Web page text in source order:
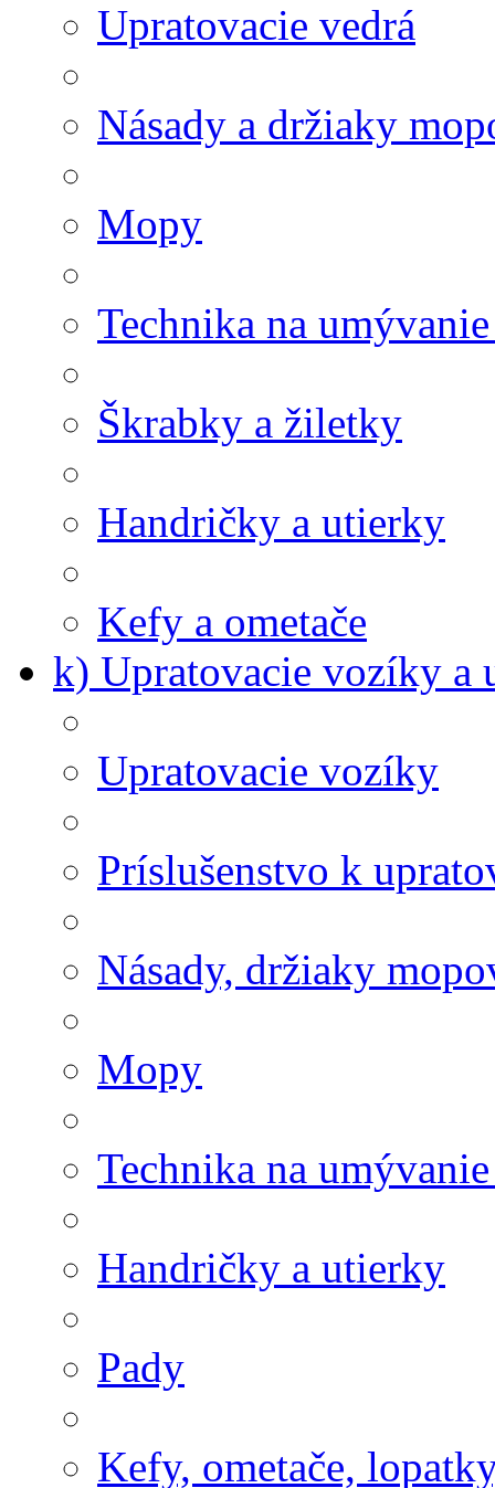
Upratovacie vedrá
Násady a držiaky
Mopy
Technika na
Škrabky a žiletky
Handričky a utierky
Kefy a ometače
k) Upratovacie vozíky a
Upratovacie vozíky
Príslušenstvo k
Násady, držiaky
Mopy
Technika na
Handričky a utierky
Pady
Kefy, ometače,